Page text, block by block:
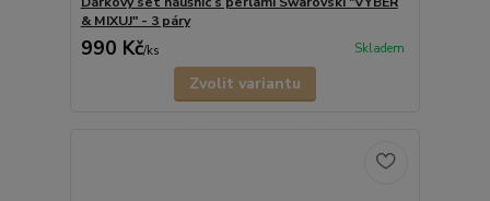
& MIXUJ" - 3 páry
990 Kč/ks Skladem
Zvolit variantu